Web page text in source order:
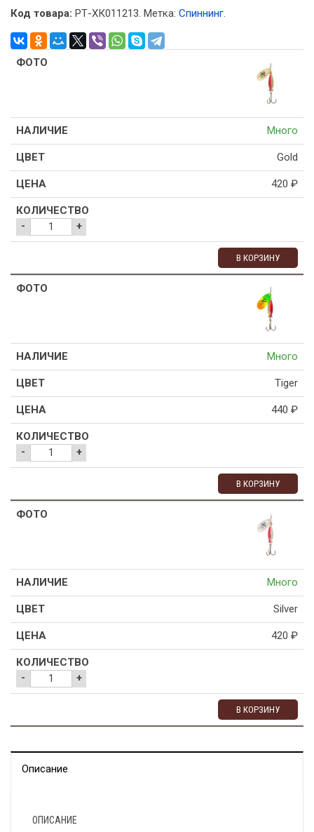
Код товара: РТ-ХК011213. Метка: Спиннинг.
Много
Gold
420 ₽
- +
В КОРЗИНУ
Много
Tiger
440 ₽
- +
В КОРЗИНУ
Много
Silver
420 ₽
- +
В КОРЗИНУ
Описание
ОПИСАНИЕ